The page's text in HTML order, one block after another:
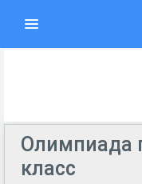
Олимпиада
класс